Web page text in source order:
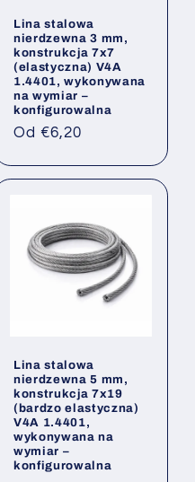
Lina stalowa
nierdzewna 3 mm,
konstrukcja 7x7
(elastyczna) V4A
1.4401, wykonywana
na wymiar –
konfigurowalna
Cena
Od €6,20
Lina stalowa
nierdzewna 5 mm,
konstrukcja 7x19
(bardzo elastyczna)
V4A 1.4401,
wykonywana na
wymiar –
konfigurowalna